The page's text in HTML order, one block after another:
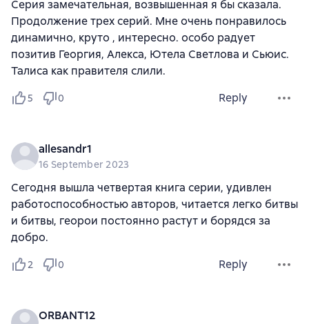
Серия замечательная, возвышенная я бы сказала.
Продолжение трех серий. Мне очень понравилось
динамично, круто , интересно. особо радует
позитив Георгия, Алекса, Ютела Светлова и Сьюис.
Талиса как правителя слили.
5 0 Reply
allesandr1
16 September 2023
Сегодня вышла четвертая книга серии, удивлен
работоспособностью авторов, читается легко битвы
и битвы, георои постоянно растут и борядся за
добро.
2 0 Reply
ORBANT12